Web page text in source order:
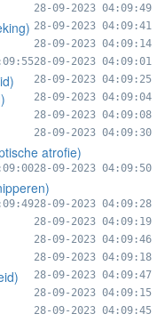
28-09-2023 04:09:49
28-09-2023 04:09:41
28-09-2023 04:09:14
28-09-2023 04:09:01
28-09-2023 04:09:25
28-09-2023 04:09:04
28-09-2023 04:09:08
28-09-2023 04:09:30
atrofie)
28-09-2023 04:09:50
28-09-2023 04:09:28
28-09-2023 04:09:19
28-09-2023 04:09:46
28-09-2023 04:09:18
28-09-2023 04:09:47
28-09-2023 04:09:15
28-09-2023 04:09:45